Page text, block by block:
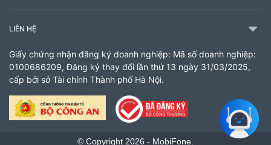
903460846
Giờ làm việc: 8:00 - 18:00
CH 61 Minh Khai
61 Minh Khai, Phường Bạch Mai, TP Hà Nội
LIÊN HỆ
Giấy chứng nhận đăng ký doanh nghiệp: Mã số doanh nghiệp:
0100686209, Đăng ký thay đổi lần thứ 13 ngày 31/03/2025,
cấp bởi sở Tài chính Thành phố Hà Nội.
© Copyright 2026 - MobiFone.